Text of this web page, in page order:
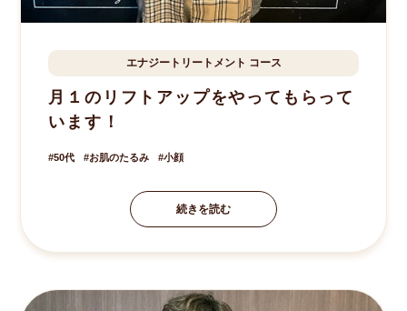
香取市 Y.T様 50歳
エナジートリートメント コース
月１のリフトアップをやってもらって
います！
50代 お肌のたるみ 小顔
続きを読む